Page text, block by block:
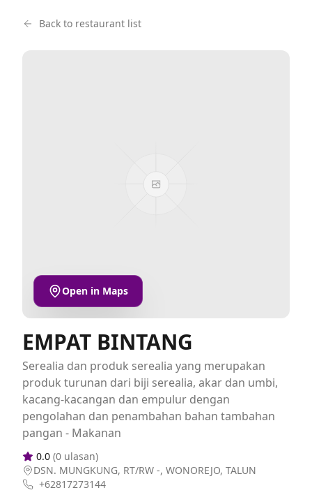
Back to restaurant list
Open in Maps
EMPAT BINTANG
Serealia dan produk serealia yang merupakan
produk turunan dari biji serealia, akar dan umbi,
kacang-kacangan dan empulur dengan
pengolahan dan penambahan bahan tambahan
pangan - Makanan
0.0 (0 ulasan)
DSN. MUNGKUNG, RT/RW -, WONOREJO, TALUN
+62817273144